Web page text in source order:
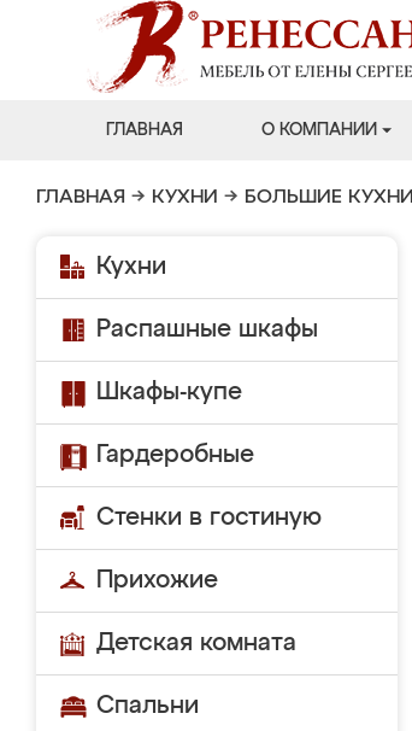
ГЛАВНАЯ О КОМПАНИИ
ГЛАВНАЯ → КУХНИ → БОЛЬШИЕ КУХНИ
Кухни
Распашные шкафы
Шкафы-купе
Гардеробные
Стенки в гостиную
Прихожие
Детская комната
Спальни